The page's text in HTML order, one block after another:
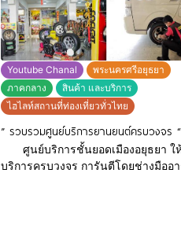
ขนมจีน ไร่วันเย็น Khanomchin Rai
Yen
Youtube Chanal
พระนครศรีอยุธยา
ภาคกลาง
สินค้า และบริการ
ไฮไลท์สถานที่ท่องเที่ยวทั่วไทย
” รวบรวมศูนย์บริการยานยนต์ครบวงจร “
ศูนย์บริการชั้นยอดเมืองอยุธยา ใ
บริการครบวงจร การันตีโดยช่างมืออ